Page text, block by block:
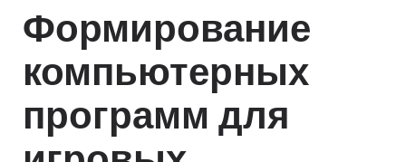
Формирование
компьютерных
программ для